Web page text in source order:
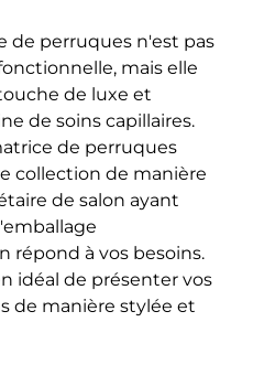
de perruques n'est pas
mais elle
de luxe et
de soins capillaires.
de perruques
collection de manière
de salon ayant
répond à vos besoins.
idéal de présenter vos
de manière stylée et